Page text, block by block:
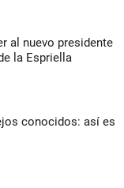
al nuevo presidente
la Espriella
conocidos: así es